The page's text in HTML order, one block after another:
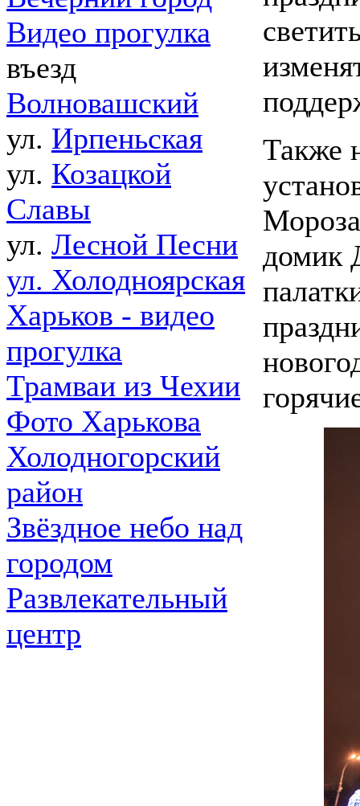
Видео прогулка
въезд
Волновашский
ул. Ирпеньская
ул. Козацкой
Славы
ул. Лесной Песни
ул. Холодноярская
Харьков - видео
прогулка
Трамваи из Чехии
Фото Харькова
Холодногорский
район
Звёздное небо над
городом
Развлекательный
центр
Также
домик